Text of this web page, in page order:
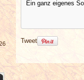
Ein ganz eigenes
Tweet